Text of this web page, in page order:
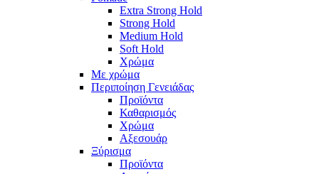
Extra Strong Hold
Strong Hold
Medium Hold
Soft Hold
Χρώμα
Με χρώμα
Περιποίηση Γενειάδας
Προϊόντα
Καθαρισμός
Χρώμα
Αξεσουάρ
Ξύρισμα
Προϊόντα